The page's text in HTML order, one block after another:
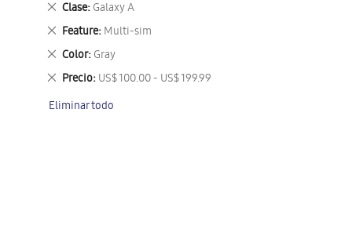
Clase Galaxy A
Eliminar
este
artículo
Feature Multi-sim
Eliminar
este
artículo
Color Gray
Eliminar
este
artículo
Precio US$ 100.00 - US$ 199.99
Eliminar
artículo
Eliminar todo